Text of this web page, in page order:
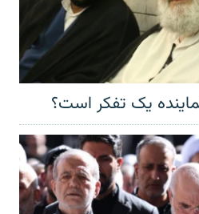
یک تفکر است؟